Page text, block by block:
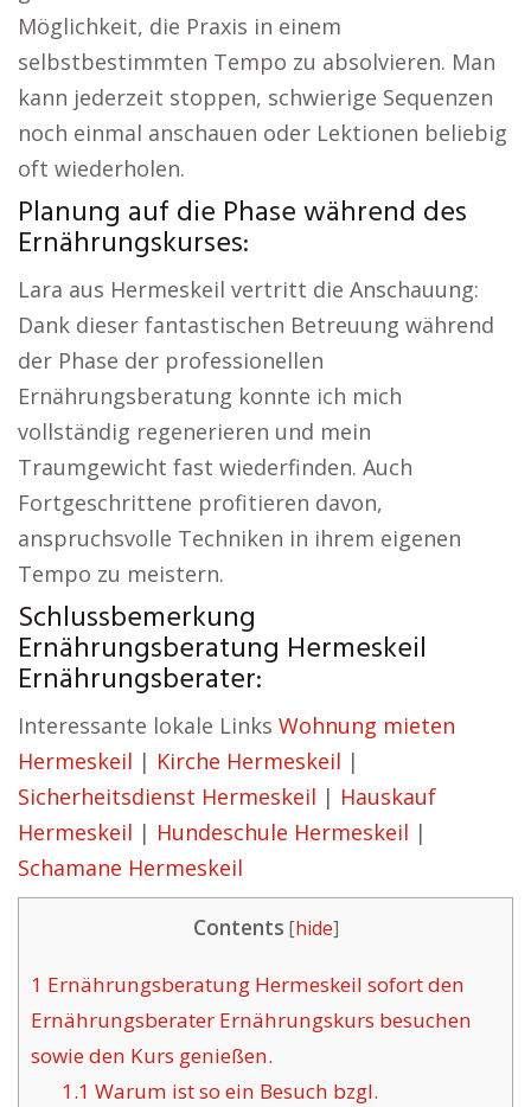
Möglichkeit, die Praxis in einem
selbstbestimmten Tempo zu absolvieren. Man
kann jederzeit stoppen, schwierige Sequenzen
noch einmal anschauen oder Lektionen beliebig
oft wiederholen.
Planung auf die Phase während des
Ernährungskurses:
Lara aus Hermeskeil vertritt die Anschauung:
Dank dieser fantastischen Betreuung während
der Phase der professionellen
Ernährungsberatung konnte ich mich
vollständig regenerieren und mein
Traumgewicht fast wiederfinden. Auch
Fortgeschrittene profitieren davon,
anspruchsvolle Techniken in ihrem eigenen
Tempo zu meistern.
Schlussbemerkung
Ernährungsberatung Hermeskeil
Ernährungsberater:
Interessante lokale Links Wohnung mieten
Hermeskeil | Kirche Hermeskeil |
Sicherheitsdienst Hermeskeil | Hauskauf
Hermeskeil | Hundeschule Hermeskeil |
Schamane Hermeskeil
Contents [hide]
1 Ernährungsberatung Hermeskeil sofort den
Ernährungsberater Ernährungskurs besuchen
sowie den Kurs genießen.
1.1 Warum ist so ein Besuch bzgl.